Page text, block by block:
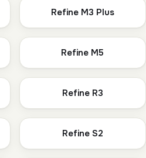
Refine M3 Plus
Refine M5
Refine R3
Refine S2